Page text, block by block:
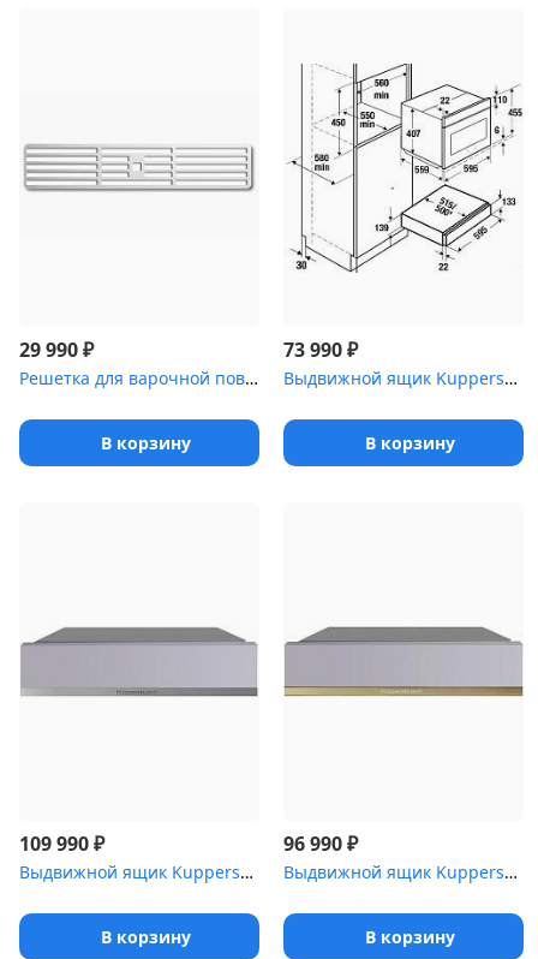
29 990₽
Решетка для варочной поверхности с вытяжкой KMI 8500.0 SR Kuppers...
В корзину
73 990₽
Выдвижной ящик Kuppersbusch CSZ 6800.0 S
В корзину
109 990₽
Выдвижной ящик Kuppersbusch CSZ 6800.0 G1 Stainless Steel
В корзину
96 990₽
Выдвижной ящик Kuppersbusch CSZ 6800.0 G
В корзину